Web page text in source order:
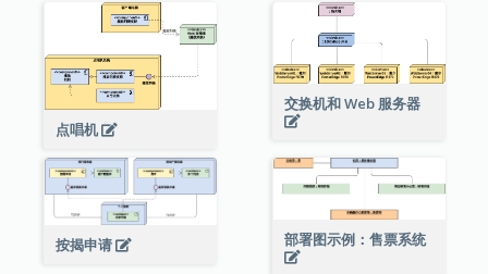
点唱机
交换机和 Web 服务器
按揭申请 部署图示例：售票系统